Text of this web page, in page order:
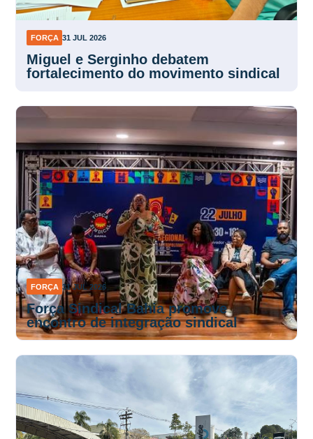
FORÇA 31 JUL 2026
Miguel e Serginho debatem
fortalecimento do movimento sindical
FORÇA 31 JUL 2026
Força Sindical Bahia promove
encontro de integração sindical